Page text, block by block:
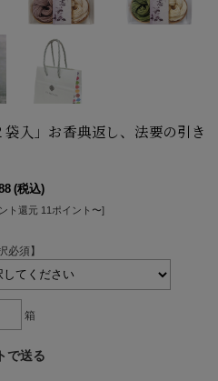
入」お香典返し、法要の引き
(税込)
ト還元 11ポイント〜]
必須】
箱
で送る